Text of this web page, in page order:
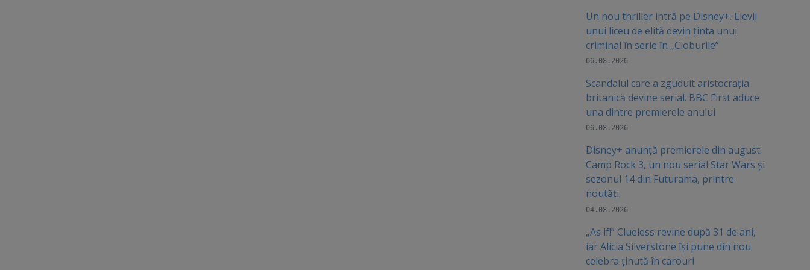
Un nou thriller intră pe Disney+. Elevii
unui liceu de elită devin ținta unui
criminal în serie în „Cioburile”
06.08.2026
Scandalul care a zguduit aristocrația
britanică devine serial. BBC First aduce
una dintre premierele anului
06.08.2026
Disney+ anunță premierele din august.
Camp Rock 3, un nou serial Star Wars și
sezonul 14 din Futurama, printre
noutăți
04.08.2026
„As if!” Clueless revine după 31 de ani,
iar Alicia Silverstone își pune din nou
celebra ținută în carouri